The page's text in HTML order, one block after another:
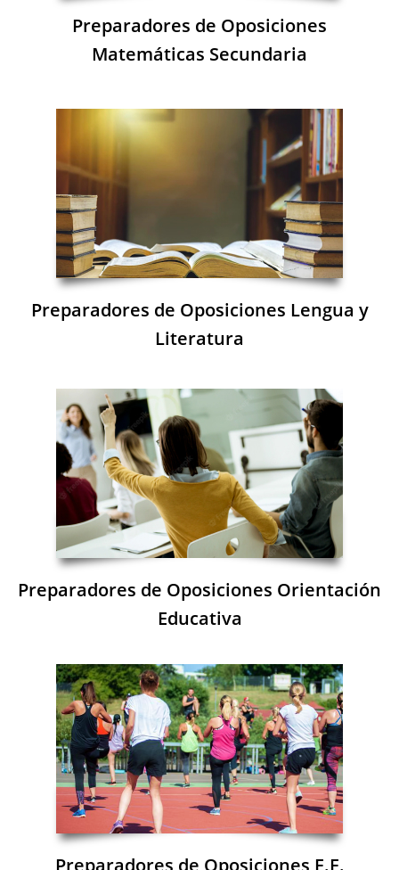
Preparadores de Oposiciones
Matemáticas Secundaria
Preparadores de Oposiciones Lengua y
Literatura
Preparadores de Oposiciones Orientación
Educativa
Preparadores de Oposiciones E.F.